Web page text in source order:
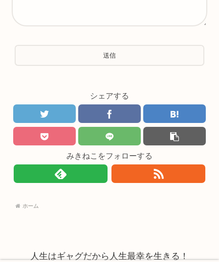
シェアする
みきねこをフォローする
ホーム
人生はギャグだから人生最幸を生きる！